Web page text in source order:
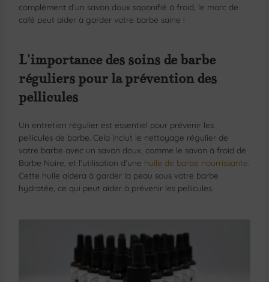
complément d’un savon doux saponifié à froid, le marc de
café peut aider à garder votre barbe saine !
L'importance des soins de barbe
réguliers pour la prévention des
pellicules
Un entretien régulier est essentiel pour prévenir les
pellicules de barbe. Cela inclut le nettoyage régulier de
votre barbe avec un savon doux, comme le savon à froid de
Barbe Noire, et l’utilisation d’une huile de barbe nourrissante.
Cette huile aidera à garder la peau sous votre barbe
hydratée, ce qui peut aider à prévenir les pellicules.